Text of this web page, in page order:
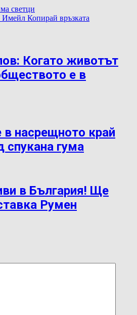
светци
Имейл Копирай връзката
Когато животът
е в
насрещното край
гума
в България! Ще
Румен